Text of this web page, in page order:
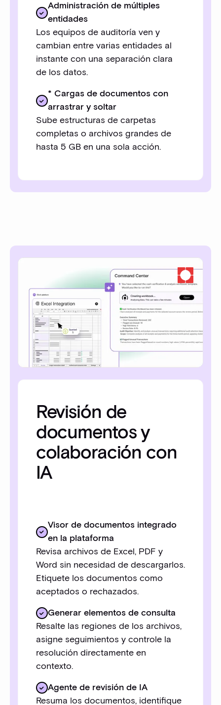
Administración de múltiples
entidades
Los equipos de auditoría ven y
cambian entre varias entidades al
instante con una separación clara
de los datos.
* Cargas de documentos con
arrastrar y soltar
Sube estructuras de carpetas
completas o archivos grandes de
hasta 5 GB en una sola acción.
Revisión de
documentos y
colaboración con
IA
Visor de documentos integrado
en la plataforma
Revisa archivos de Excel, PDF y
Word sin necesidad de descargarlos.
Etiquete los documentos como
aceptados o rechazados.
Generar elementos de consulta
Resalte las regiones de los archivos,
asigne seguimientos y controle la
resolución directamente en
contexto.
Agente de revisión de IA
Resuma los documentos, identifique